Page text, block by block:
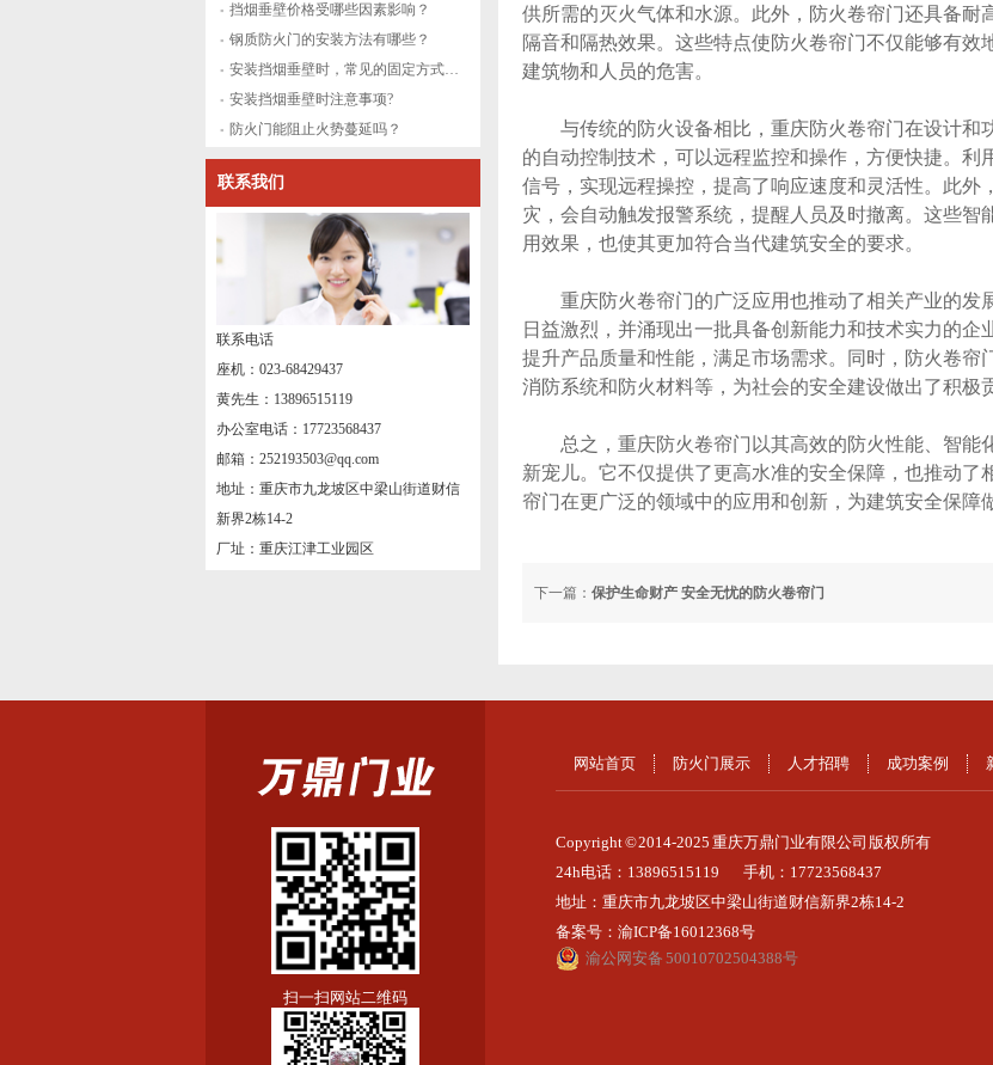
挡烟垂壁价格受哪些因素影响？
钢质防火门的安装方法有哪些？
安装挡烟垂壁时，常见的固定方式有哪些？
安装挡烟垂壁时注意事项?
防火门能阻止火势蔓延吗？
联系我们
联系电话
座机：023-68429437
黄先生：13896515119
办公室电话：17723568437
邮箱：252193503@qq.com
地址：重庆市九龙坡区中梁山街道财信
新界2栋14-2
厂址：重庆江津工业园区
供所需的灭火气体和水源。此外，防火卷帘门还具备耐
隔音和隔热效果。这些特点使防火卷帘门不仅能够有
建筑物和人员的危害。
与传统的防火设备相比，重庆防火卷帘门在设计和
的自动控制技术，可以远程监控和操作，方便快捷。
信号，实现远程操控，提高了响应速度和灵活性。此外
灾，会自动触发报警系统，提醒人员及时撤离。这些
用效果，也使其更加符合当代建筑安全的要求。
重庆防火卷帘门的广泛应用也推动了相关产业的发
日益激烈，并涌现出一批具备创新能力和技术实力的
提升产品质量和性能，满足市场需求。同时，防火卷帘
消防系统和防火材料等，为社会的安全建设做出了积极
总之，重庆防火卷帘门以其高效的防火性能、智能
新宠儿。它不仅提供了更高水准的安全保障，也推动
帘门在更广泛的领域中的应用和创新，为建筑安全保障
下一篇： 保护生命财产 安全无忧的防火卷帘门
扫一扫网站二维码
网站首页 防火门展示 人才招聘 成功案例
Copyright © 2014-2025 重庆万鼎门业有限公司 版权所有
24h电话：13896515119
手机：17723568437
地址：重庆市九龙坡区中梁山街道财信新界2栋14-2
备案号： 渝ICP备16012368号
渝公网安备 50010702504388号